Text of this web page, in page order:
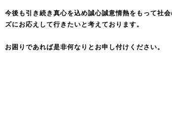
今後も引き続き真心を込め誠心誠意情熱をもって社
ズにお応えして行きたいと考えております。
お困りであれば是非何なりとお申し付けください。